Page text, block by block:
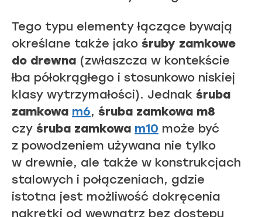
Tego typu elementy łączące bywają
określane także jako śruby zamkowe
do drewna (zwłaszcza w kontekście
łba półokrągłego i stosunkowo niskiej
klasy wytrzymałości). Jednak śruba
zamkowa m6, śruba zamkowa m8
czy śruba zamkowa m10 może być
z powodzeniem używana nie tylko
w drewnie, ale także w konstrukcjach
stalowych i połączeniach, gdzie
istotna jest możliwość dokręcenia
nakrętki od wewnątrz bez dostępu